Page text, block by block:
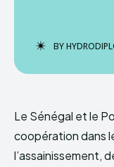
BY
Le Sénégal et le
coopération dans
l’assainissement,